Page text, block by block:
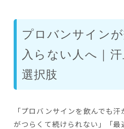
プロバンサイン
入らない人へ｜
選択肢
「プロバンサインを飲んでも
がつらくて続けられない」「最